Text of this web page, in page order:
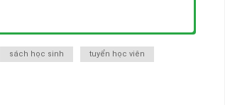
sách học sinh tuyển học viên